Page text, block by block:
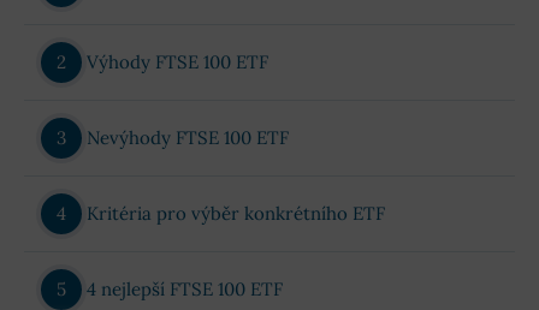
Výhody FTSE 100 ETF
Nevýhody FTSE 100 ETF
Kritéria pro výběr konkrétního ETF
4 nejlepší FTSE 100 ETF